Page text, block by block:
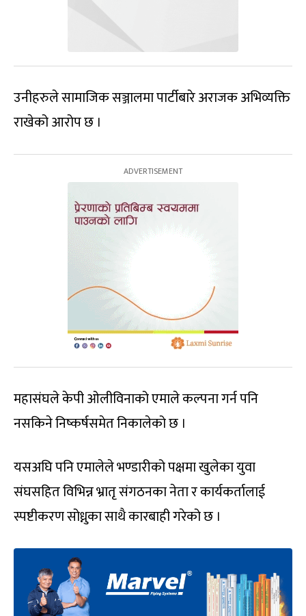
उनीहरुले सामाजिक सञ्जालमा पार्टीबारे अराजक अभिव्यक्ति
राखेको आरोप छ ।
महासंघले केपी ओलीविनाको एमाले कल्पना गर्न पनि
नसकिने निष्कर्षसमेत निकालेको छ ।
यसअघि पनि एमालेले भण्डारीको पक्षमा खुलेका युवा
संघसहित विभिन्न भ्रातृ संगठनका नेता र कार्यकर्तालाई
स्पष्टीकरण सोध्नुका साथै कारबाही गरेको छ ।